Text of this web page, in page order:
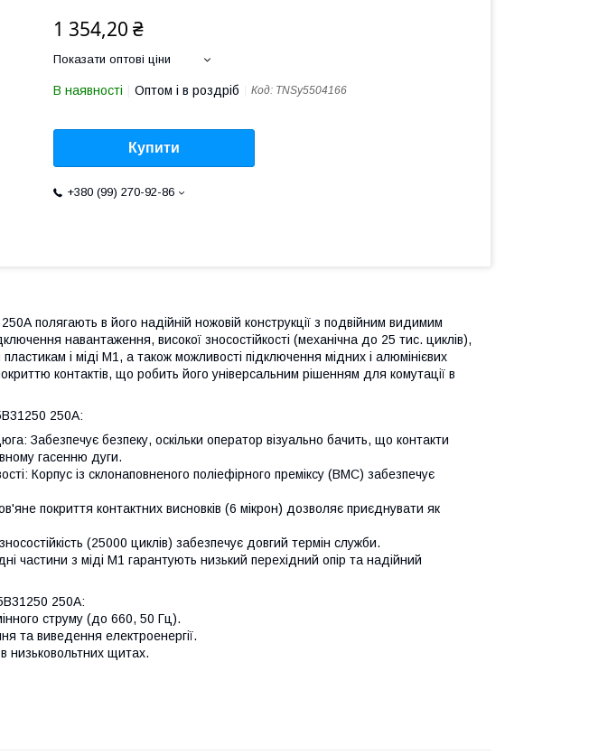
1 354,20 ₴
Показати оптові ціни
В наявності Оптом і в роздріб Код: TNSy5504166
Купити
+380 (99) 270-92-86
полягають в його надійній ножовій конструкції з подвійним видимим
навантаження, високої зносостійкості (механічна до 25 тис. циклів),
і міді М1, а також можливості підключення мідних і алюмінієвих
контактів, що робить його універсальним рішенням для комутації в
250А:
Забезпечує безпеку, оскільки оператор візуально бачить, що контакти
гасенню дуги.
Корпус із склонаповненого поліефірного преміксу (ВМС) забезпечує
покриття контактних висновків (6 мікрон) дозволяє приєднувати як
(25000 циклів) забезпечує довгий термін служби.
частини з міді М1 гарантують низький перехідний опір та надійний
250А:
струму (до 660, 50 Гц).
та виведення електроенергії.
низьковольтних щитах.